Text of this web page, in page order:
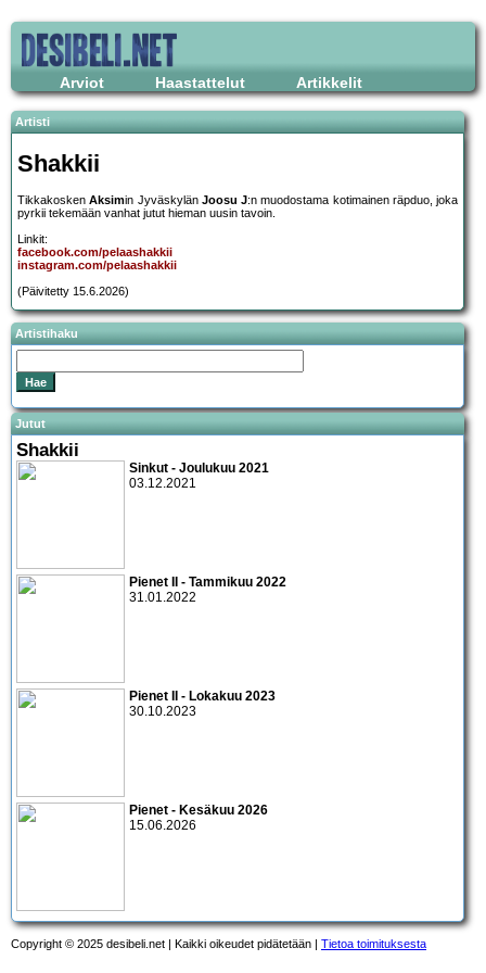
Arviot Haastattelut Artikkelit
Artisti
Shakkii
TikkakoskenAksimin Jyväskylän Joosu J:n muodostama kotimainen räpduo, joka
pyrkii tekemään vanhat jutut hieman uusin tavoin.
Linkit:
facebook.com/pelaashakkii
instagram.com/pelaashakkii
(Päivitetty 15.6.2026)
Artistihaku
Jutut
Shakkii
Sinkut - Joulukuu 2021
03.12.2021
Pienet II - Tammikuu 2022
31.01.2022
Pienet II - Lokakuu 2023
30.10.2023
Pienet - Kesäkuu 2026
15.06.2026
Copyright © 2025 desibeli.net | Kaikki oikeudet pidätetään | Tietoa toimituksesta